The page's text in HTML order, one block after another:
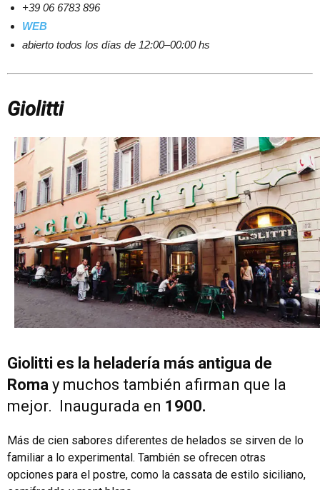
+39 06 6783 896
WEB
abierto todos los días de 12:00–00:00 hs
Giolitti
Giolitti es la heladería más antigua de
Roma y muchos también afirman que la
mejor. Inaugurada en 1900.
Más de cien sabores diferentes de helados se sirven de lo
familiar a lo experimental. También se ofrecen otras
opciones para el postre, como la cassata de estilo siciliano,